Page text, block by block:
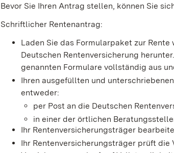
Bevor Sie Ihren Antrag stellen, können Sie
Schriftlicher Rentenantrag:
Laden Sie das Formularpaket zur
Deutschen Rentenversicherung
genannten Formulare vollständig aus
Ihren ausgefüllten und
entweder:
per Post an die Deutschen
in einer der örtlichen
Ihr Rentenversicherungsträger
Ihr Rentenversicherungsträger prüft die